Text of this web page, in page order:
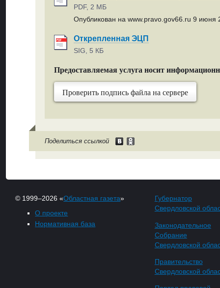
PDF, 2 МБ
Опубликован на www.pravo.gov66.ru 9 июня
Открепленная ЭЦП
SIG, 5 КБ
Предоставляемая услуга носит
Проверить подпись файла на сервере
Поделиться ссылкой
© 1999–2026 «Областная газета»
О проекте
Нормативная база
Губернатор
Свердловской
Законодательное
Собрание
Свердловской
Правительство
Свердловской